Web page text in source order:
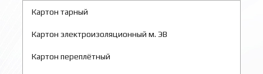
Картон тарный
Картон электроизоляционный м. ЭВ
Картон переплётный